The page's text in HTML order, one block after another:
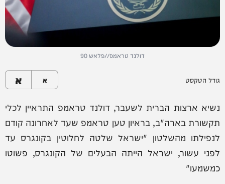
דולנד טראמפ//פלאש 90
גודל הטקסט א א
נשיא ארצות הברית לשעבר, דולנד טראמפ התראיין לכלי
תקשורת בארה"ב, בראיון טען טראמפ שעד לאחרונה קודם
לנפילתו מהשלטון "ישראל שלטה לחלוטין בקונגרס עד
לפני עשור, ישראל הייתה הבעלים של הקונגרס, פשוטו
כמשמעו"